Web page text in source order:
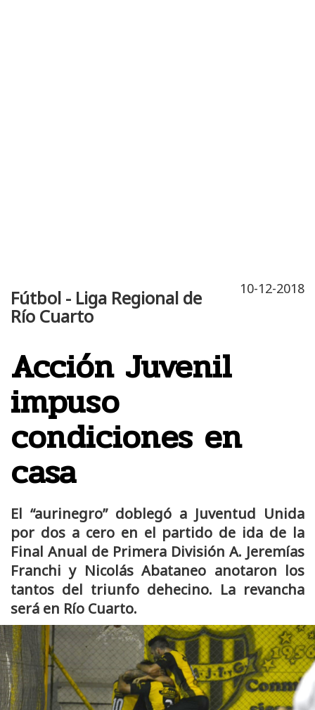
Fútbol - Liga Regional de
Río Cuarto
10-12-2018
Acción Juvenil
impuso
condiciones en
casa
El “aurinegro” doblegó a Juventud Unida
por dos a cero en el partido de ida de la
Final Anual de Primera División A. Jeremías
Franchi y Nicolás Abataneo anotaron los
tantos del triunfo dehecino. La revancha
será en Río Cuarto.